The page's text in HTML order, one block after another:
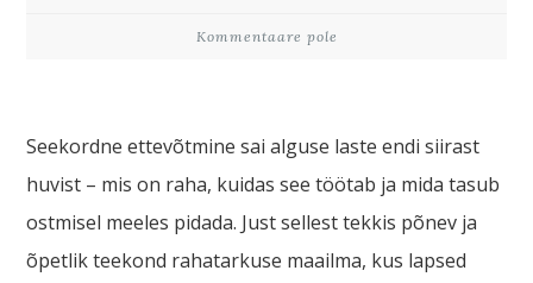
Kommentaare pole
Seekordne ettevõtmine sai alguse laste endi siirast
huvist – mis on raha, kuidas see töötab ja mida tasub
ostmisel meeles pidada. Just sellest tekkis põnev ja
õpetlik teekond rahatarkuse maailma, kus lapsed